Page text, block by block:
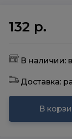
132 р.
В наличии:
Доставка:
В